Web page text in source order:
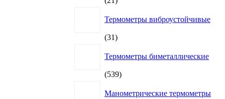
Термометры виброустойчивые
3131
Термометры биметаллические
539539
Манометрические термометры